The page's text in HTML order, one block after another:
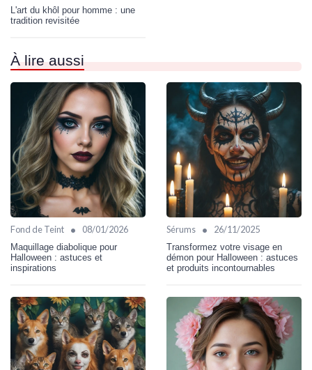
L'art du khôl pour homme : une
tradition revisitée
À lire aussi
Fond de Teint • 08/01/2026
Maquillage diabolique pour
Halloween : astuces et
inspirations
Sérums • 26/11/2025
Transformez votre visage en
démon pour Halloween : astuces
et produits incontournables